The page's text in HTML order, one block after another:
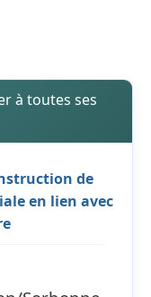
à toutes ses
de
en lien avec